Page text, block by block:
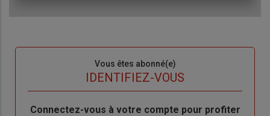
Vous êtes abonné(e)
IDENTIFIEZ-VOUS
Body
Connectez-vous à votre compte pour profiter